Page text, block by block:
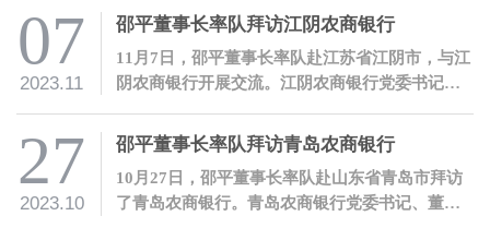
邵平受邀参会，并发表主题演讲。
07
2023.11
邵平董事长率队拜访江阴农商银行
11月7日，邵平董事长率队赴江苏省江阴市，与江
阴农商银行开展交流。江阴农商银行党委书记、
行的到访。
27
2023.10
邵平董事长率队拜访青岛农商银行
10月27日，邵平董事长率队赴山东省青岛市拜访
了青岛农商银行。青岛农商银行党委书记、董事